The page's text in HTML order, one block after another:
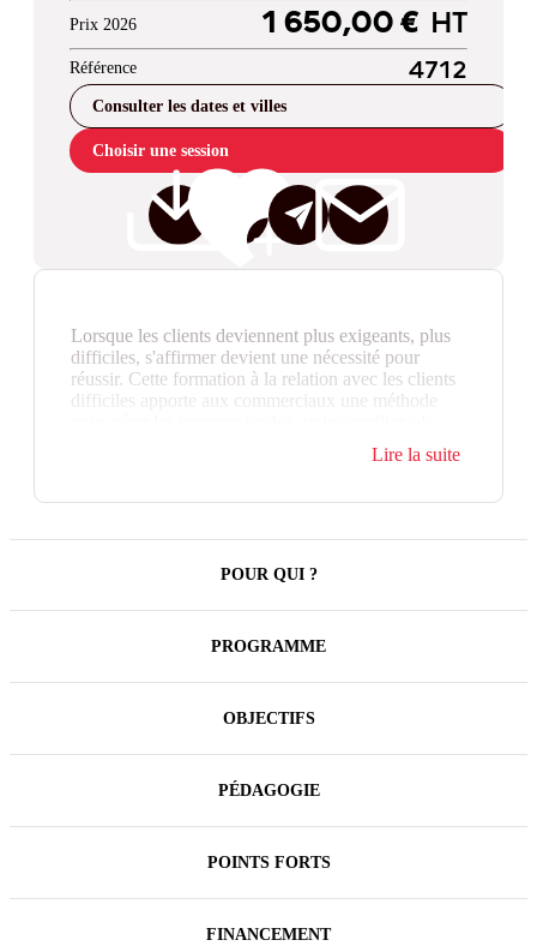
Prix 2026 1 650,00 € HT
Référence 4712
Consulter les dates et villes
Choisir une session
Lorsque les clients deviennent plus exigeants, plus
difficiles, s'affirmer devient une nécessité pour
réussir. Cette formation à la relation avec les clients
difficiles apporte aux commerciaux une méthode
les pallier, mieux décoder les comportements
techniques simples pour des résultats immédiats face
axée sur la pratique indispensable à tous les
Lire la suite
POUR QUI ?
PROGRAMME
OBJECTIFS
PÉDAGOGIE
POINTS FORTS
FINANCEMENT